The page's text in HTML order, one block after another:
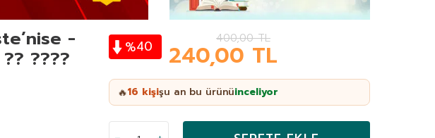
-
???? %40 400,00TL
240,00 TL
🔥16 kişişu an bu ürünüinceliyor